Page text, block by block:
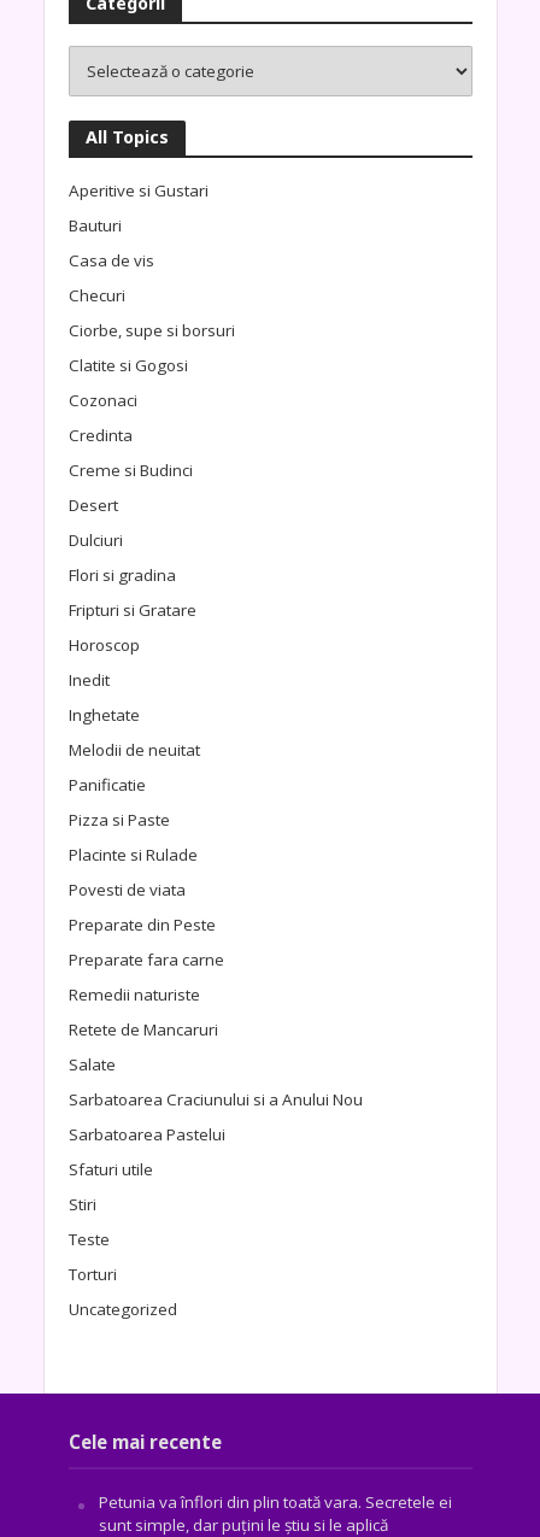
All Topics
Aperitive si Gustari
Bauturi
Casa de vis
Checuri
Ciorbe, supe si borsuri
Clatite si Gogosi
Cozonaci
Credinta
Creme si Budinci
Desert
Dulciuri
Flori si gradina
Fripturi si Gratare
Horoscop
Inedit
Inghetate
Melodii de neuitat
Panificatie
Pizza si Paste
Placinte si Rulade
Povesti de viata
Preparate din Peste
Preparate fara carne
Remedii naturiste
Retete de Mancaruri
Salate
Sarbatoarea Craciunului si a Anului Nou
Sarbatoarea Pastelui
Sfaturi utile
Stiri
Teste
Torturi
Uncategorized
Cele mai recente
Petunia va înflori din plin toată vara. Secretele ei
sunt simple, dar puțini le știu si le aplică